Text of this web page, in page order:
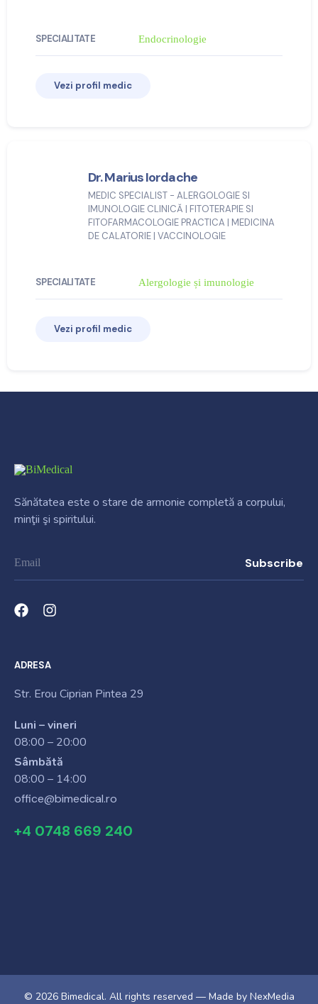
SPECIALITATE Endocrinologie
Vezi profil medic
Dr. Marius Iordache
MEDIC SPECIALIST - ALERGOLOGIE SI
IMUNOLOGIE CLINICĂ | FITOTERAPIE SI
FITOFARMACOLOGIE PRACTICA | MEDICINA
DE CALATORIE | VACCINOLOGIE
SPECIALITATE Alergologie și imunologie
Vezi profil medic
Sănătatea este o stare de armonie completă a corpului,
minţii şi spiritului.
ADRESA
Str. Erou Ciprian Pintea 29
Luni – vineri
08:00 – 20:00
Sâmbătă
08:00 – 14:00
office@bimedical.ro
+4 0748 669 240
© 2026 Bimedical. All rights reserved — Made by NexMedia